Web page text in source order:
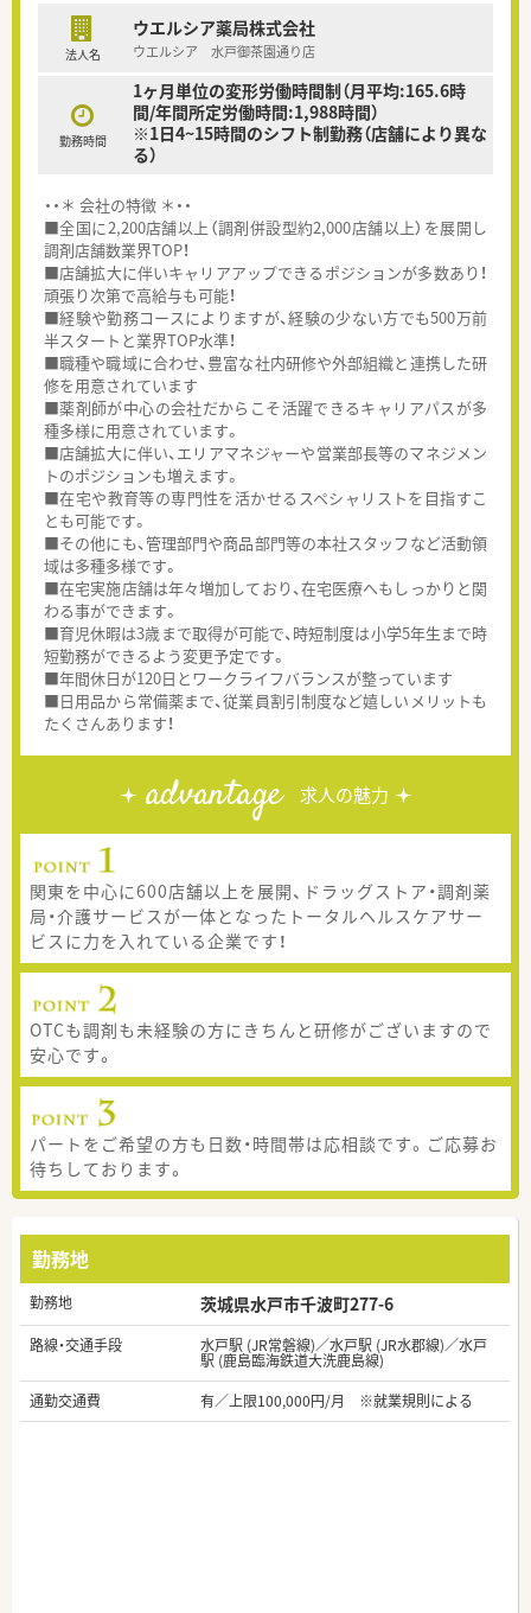
法人名
ウエルシア薬局株式会社
ウエルシア 水戸御茶園通り店
勤務時間
1ヶ月単位の変形労働時間制（月平均:165.6時
間/年間所定労働時間:1,988時間）
※1日4~15時間のシフト制勤務（店舗により異な
る）
・・＊ 会社の特徴 ＊・・
■全国に2,200店舗以上（調剤併設型約2,000店舗以上）を展開し
調剤店舗数業界TOP！
■店舗拡大に伴いキャリアアップできるポジションが多数あり！
頑張り次第で高給与も可能！
■経験や勤務コースによりますが、経験の少ない方でも500万前
半スタートと業界TOP水準！
■職種や職域に合わせ、豊富な社内研修や外部組織と連携した研
修を用意されています
■薬剤師が中心の会社だからこそ活躍できるキャリアパスが多
種多様に用意されています。
■店舗拡大に伴い、エリアマネジャーや営業部長等のマネジメン
トのポジションも増えます。
■在宅や教育等の専門性を活かせるスペシャリストを目指すこ
とも可能です。
■その他にも、管理部門や商品部門等の本社スタッフなど活動領
域は多種多様です。
■在宅実施店舗は年々増加しており、在宅医療へもしっかりと関
わる事ができます。
■育児休暇は3歳まで取得が可能で、時短制度は小学5年生まで時
短勤務ができるよう変更予定です。
■年間休日が120日とワークライフバランスが整っています
■日用品から常備薬まで、従業員割引制度など嬉しいメリットも
たくさんあります！
advantage 求人の魅力
関東を中心に600店舗以上を展開、ドラッグストア・調剤薬
局・介護サービスが一体となったトータルヘルスケアサー
ビスに力を入れている企業です！
OTCも調剤も未経験の方にきちんと研修がございますので
安心です。
パートをご希望の方も日数・時間帯は応相談です。ご応募お
待ちしております。
勤務地
勤務地 茨城県水戸市千波町277-6
路線・交通手段 水戸駅 (JR常磐線)／水戸駅 (JR水郡線)／水戸
駅 (鹿島臨海鉄道大洗鹿島線)
通勤交通費
有／上限100,000円/月 ※就業規則による